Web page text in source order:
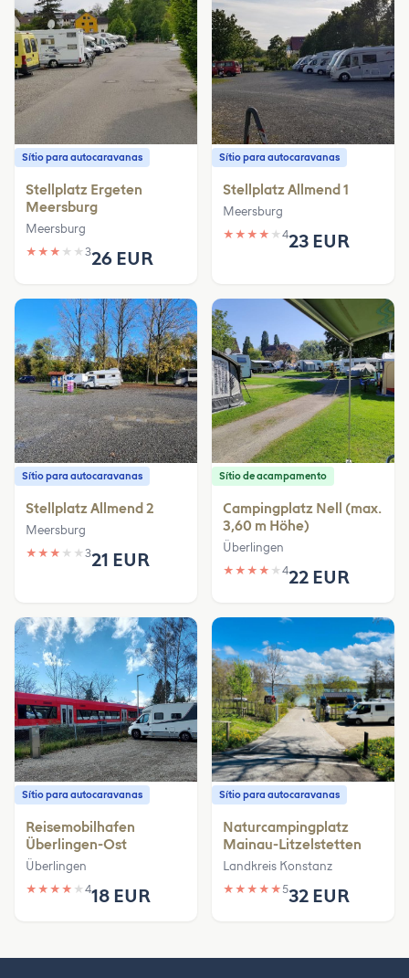
Sítio para autocaravanas
Stellplatz Ergeten
Meersburg
Meersburg
★ ★ ★ ★ ★ 326 EUR
Sítio para autocaravanas
Stellplatz Allmend 1
Meersburg
★ ★ ★ ★ ★ 423 EUR
Sítio para autocaravanas
Stellplatz Allmend 2
Meersburg
★ ★ ★ ★ ★ 321 EUR
Sítio de acampamento
Campingplatz Nell (max.
3,60 m Höhe)
Überlingen
★ ★ ★ ★ ★ 422 EUR
Sítio para autocaravanas
Reisemobilhafen
Überlingen-Ost
Überlingen
★ ★ ★ ★ ★ 418 EUR
Sítio para autocaravanas
Naturcampingplatz
Mainau-Litzelstetten
Landkreis Konstanz
★ ★ ★ ★ ★532 EUR